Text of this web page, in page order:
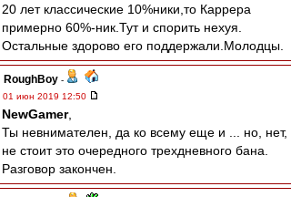
20 лет классические 10%ники,то Каррера
примерно 60%-ник.Тут и спорить нехуя.
Остальные здорово его поддержали.Молодцы.
RoughBoy -
01 июн 2019 12:50
NewGamer,
Ты невнимателен, да ко всему еще и ... но, нет,
не стоит это очередного трехдневного бана.
Разговор закончен.